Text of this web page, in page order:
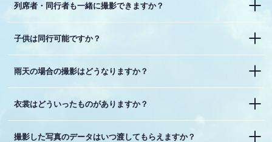
列席者・同行者も一緒に撮影できますか？
子供は同行可能ですか？
雨天の場合の撮影はどうなりますか？
衣裳はどういったものがありますか？
撮影した写真のデータはいつ渡してもらえますか？